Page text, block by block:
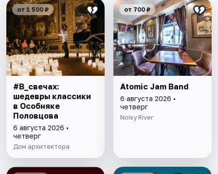
от 1 500 ₽
#В_свечах:
шедевры классики
в Особняке
Половцова
6 августа 2026 •
четверг
Дом архитектора
от 700 ₽
Atomic Jam Band
6 августа 2026 •
четверг
Noisy River